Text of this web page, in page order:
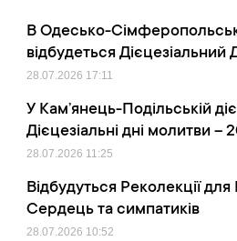
В Одесько-
відбудеться Дієцезіальний
28.07.2026 17:11
У Кам’янець-Подільській
Дієцезіальні дні молитви –
28.07.2026 11:25
Відбудуться Реколекції
Сердець та симпатиків
28.07.2026 10:52